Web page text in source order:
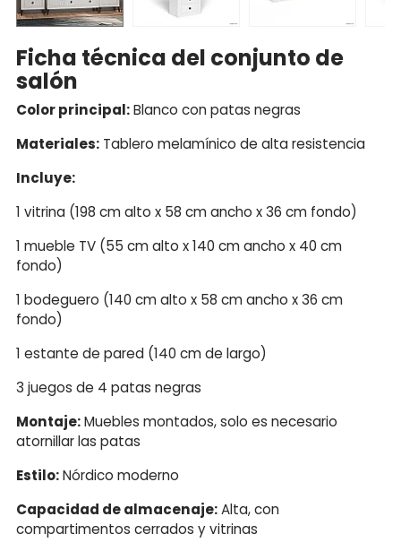
Ficha técnica del conjunto de
salón
Color principal:Blanco con patas negras
Materiales: Tablero melamínico de alta resistencia
Incluye:
1 vitrina (198 cm alto x 58 cm ancho x 36 cm fondo)
1 mueble TV (55 cm alto x 140 cm ancho x 40 cm
fondo)
1 bodeguero (140 cm alto x 58 cm ancho x 36 cm
fondo)
1 estante de pared (140 cm de largo)
3 juegos de 4 patas negras
Montaje:Muebles montados, solo es necesario
atornillar las patas
Estilo:Nórdico moderno
Capacidad de almacenaje:Alta, con
compartimentos cerrados y vitrinas